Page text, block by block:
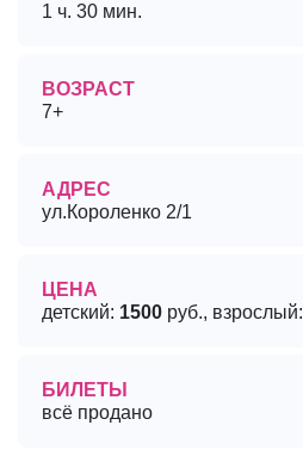
1 ч. 30 мин.
ВОЗРАСТ
7+
АДРЕС
ул.Короленко 2/1
ЦЕНА
детский: 1500 руб., взрослый:
БИЛЕТЫ
всё продано